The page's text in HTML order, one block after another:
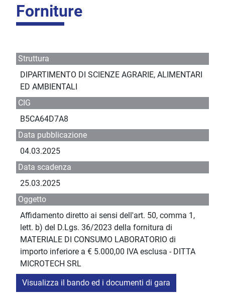
Forniture
Struttura
DIPARTIMENTO DI SCIENZE AGRARIE, ALIMENTARI
ED AMBIENTALI
CIG
B5CA64D7A8
Data pubblicazione
04.03.2025
Data scadenza
25.03.2025
Oggetto
Affidamento diretto ai sensi dell'art. 50, comma 1,
lett. b) del D.Lgs. 36/2023 della fornitura di
MATERIALE DI CONSUMO LABORATORIO di
importo inferiore a € 5.000,00 IVA esclusa - DITTA
MICROTECH SRL
Visualizza il bando ed i documenti di gara